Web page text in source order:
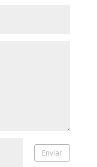
Enviar